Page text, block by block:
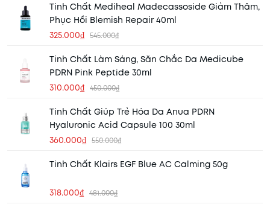
Tinh Chất Mediheal Madecassoside Giảm Thâm,
Phục Hồi Blemish Repair 40ml
325.000₫ 545.000₫
Tinh Chất Làm Sáng, Săn Chắc Da Medicube
PDRN Pink Peptide 30ml
310.000₫ 450.000₫
Tinh Chất Giúp Trẻ Hóa Da Anua PDRN
Hyaluronic Acid Capsule 100 30ml
360.000₫ 550.000₫
Tinh Chất Klairs EGF Blue AC Calming 50g
318.000₫ 481.000₫